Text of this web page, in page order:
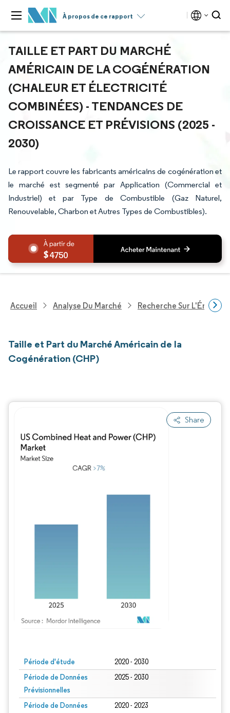
À propos de ce rapport
TAILLE ET PART DU MARCHÉ
AMÉRICAIN DE LA COGÉNÉRATION
(CHALEUR ET ÉLECTRICITÉ
COMBINÉES) - TENDANCES DE
CROISSANCE ET PRÉVISIONS (2025 -
2030)
Le rapport couvre les fabricants américains de cogénération et
le marché est segmenté par Application (Commercial et
Industriel) et par Type de Combustible (Gaz Naturel,
Renouvelable, Charbon et Autres Types de Combustibles).
4750
Accueil Analyse Du Marché Recherche Sur
Taille et Part du Marché Américain de la
Cogénération (CHP)
Share
Période d'étude 2020 - 2030
Période de Données
Prévisionnelles
2025 - 2030
Période de Données
2020 - 2023